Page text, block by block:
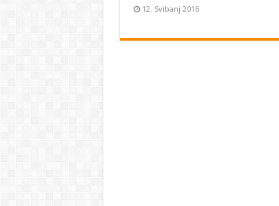
12. Svibanj 2016